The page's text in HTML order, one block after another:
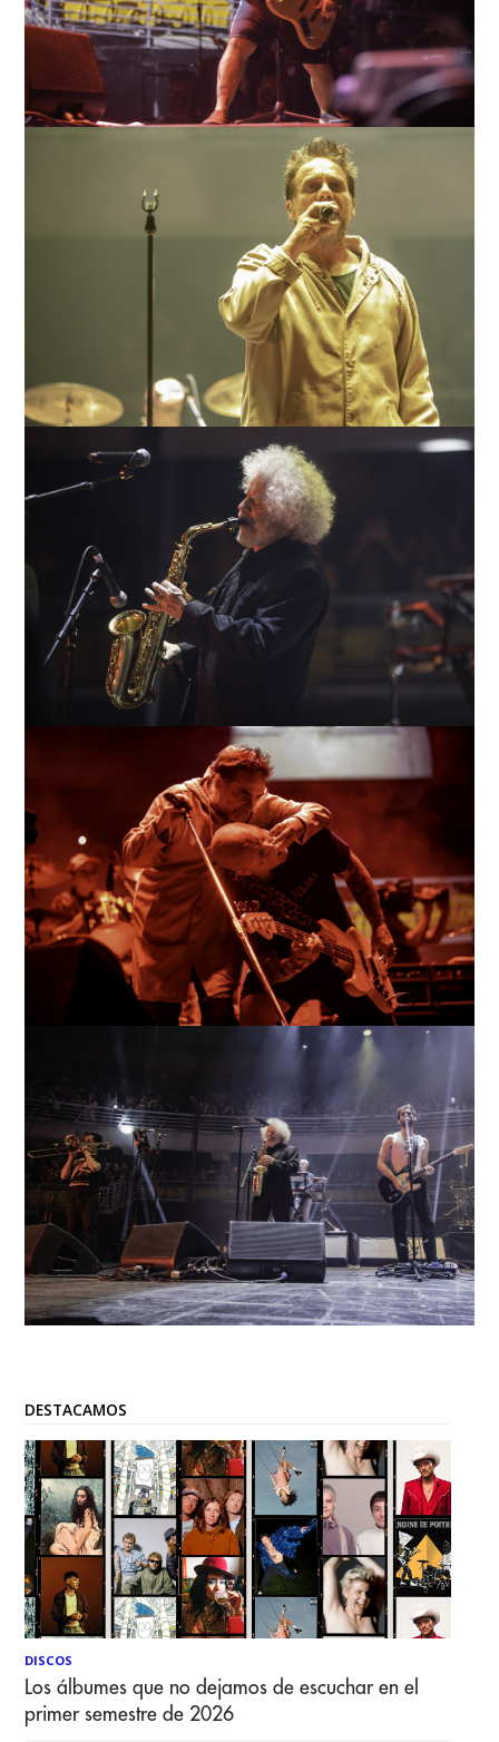
DESTACAMOS
DISCOS
Los álbumes que no dejamos de escuchar en el
primer semestre de 2026